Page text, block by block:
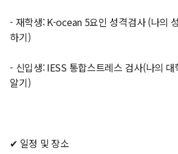
- 재학생: K-ocean 5요인 성격검사 (나의
하기)
- 신입생: IESS 통합스트레스 검사(나의
알기)
✔ 일정 및 장소